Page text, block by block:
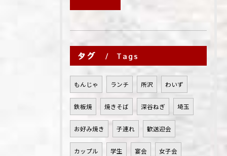
タグ Tags
もんじゃ ランチ 所沢 わいず
鉄板焼 焼きそば 深谷ねぎ 埼玉
お好み焼き 子連れ 歓送迎会
カップル 学生 宴会 女子会